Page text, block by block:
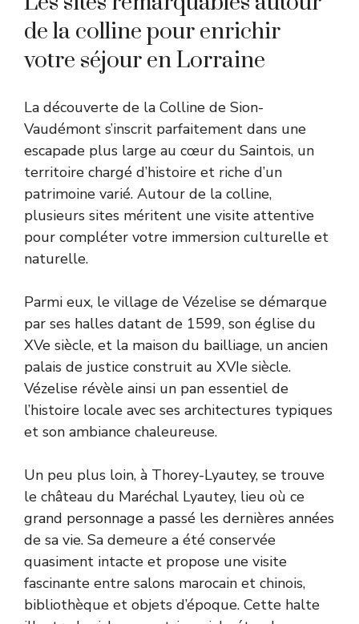
de la colline pour enrichir
votre séjour en Lorraine
La découverte de la Colline de Sion-
Vaudémont s’inscrit parfaitement dans une
escapade plus large au cœur du Saintois, un
territoire chargé d’histoire et riche d’un
patrimoine varié. Autour de la colline,
plusieurs sites méritent une visite attentive
pour compléter votre immersion culturelle et
naturelle.
Parmi eux, le village de Vézelise se démarque
par ses halles datant de 1599, son église du
XVe siècle, et la maison du bailliage, un ancien
palais de justice construit au XVIe siècle.
Vézelise révèle ainsi un pan essentiel de
l’histoire locale avec ses architectures typiques
et son ambiance chaleureuse.
Un peu plus loin, à Thorey-Lyautey, se trouve
le château du Maréchal Lyautey, lieu où ce
grand personnage a passé les dernières années
de sa vie. Sa demeure a été conservée
quasiment intacte et propose une visite
fascinante entre salons marocain et chinois,
bibliothèque et objets d’époque. Cette halte